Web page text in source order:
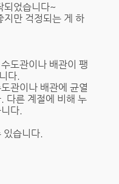
되었습니다~
지만 걱정되는 게 하
도관이나 배관이 팽
다.
관이나 배관에 균열
다른 계절에 비해 누
다.
습니다.